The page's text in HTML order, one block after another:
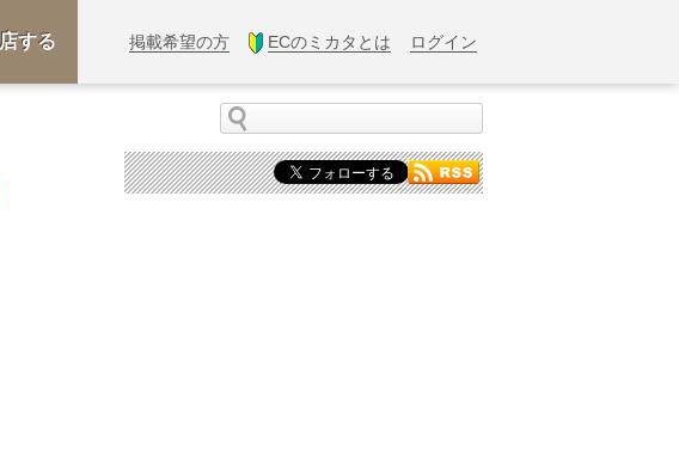
する 掲載希望の方 ECのミカタとは ログイン